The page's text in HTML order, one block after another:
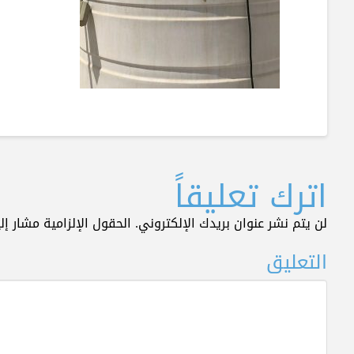
اترك تعليقاً
لن يتم نشر عنوان بريدك الإلكتروني. الحقول الإلزامية مشار
التعليق